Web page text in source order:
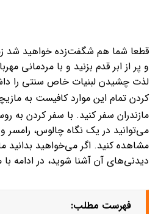
قطعا شما هم شگفت‌زده خواهید شد
و پر از ابر قدم بزنید و با مردمانی
لذت چشیدن لبنیات خاص سنتی را
کردن تمام این موارد کافیست به
مازندران سفر کنید. با سفر کردن به
می‌توانید در یک نگاه چالوس، رامسر
مشاهده کنید. اگر می‌خواهید بدانید
دیدنی‌های آن آشنا شوید، در ادامه با
فهرست مطلب: